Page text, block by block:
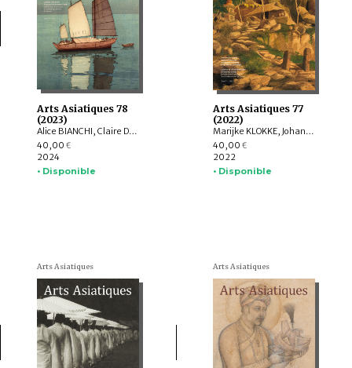
Arts Asiatiques 78
(2023)
Alice BIANCHI, Claire DÉLÉRY, Roberto GARDELLIN, ASHWINI Lakshminarayanan, YAMABE Nobuyoshi, ZHAO Li, Sophie BIARD
40,00 €
2024
• Disponible
Arts Asiatiques 77
(2022)
Marijke KLOKKE, Johan LEVILLAIN, Parul Pandya DHAR, Gérard TOFFIN , Alexandre ASTIER, Saarthak SINGH, HUANG Hua, Nora BOURQUIN, ZHENG Yongsong
40,00 €
2022
• Disponible
Arts Asiatiques Arts Asiatiques